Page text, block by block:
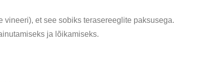
et see sobiks terasereeglite paksusega.
ja lõikamiseks.